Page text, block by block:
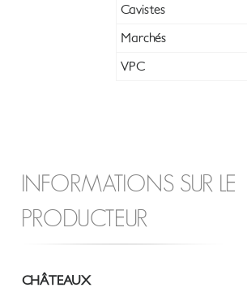
Cavistes
Marchés
VPC
INFORMATIONS SUR LE
PRODUCTEUR
CHÂTEAUX